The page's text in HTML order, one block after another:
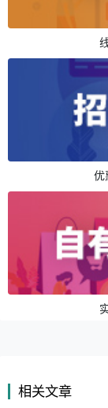
优
相关文章